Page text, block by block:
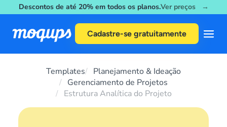
Skip to content
Descontos de até 20% em todos os planos.Ver preços →
Cadastre-se gratuitamente
Templates
Planejamento & Ideação
Gerenciamento de Projetos
Estrutura Analítica do Projeto